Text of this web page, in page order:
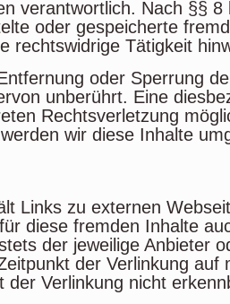
verantwortlich. Nach §§
oder gespeicherte
rechtswidrige Tätigkeit
oder Sperrung
unberührt. Eine
Rechtsverletzung
wir diese Inhalte
Links zu externen
diese fremden Inhalte
der jeweilige Anbieter
der Verlinkung
der Verlinkung nicht